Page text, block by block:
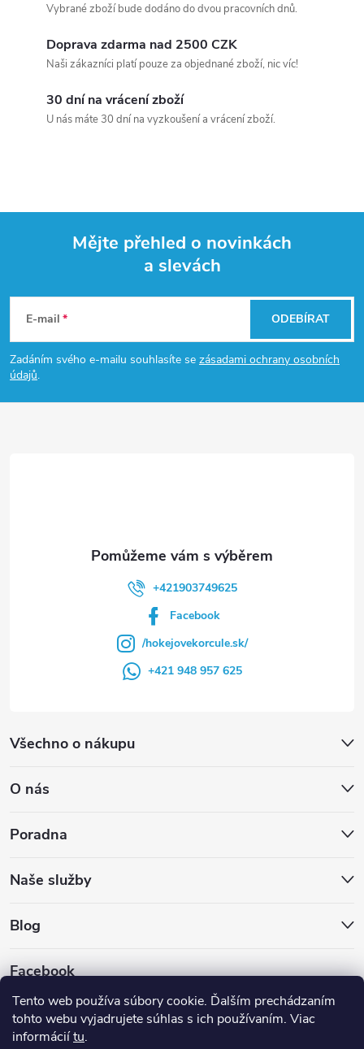
Tento web používa súbory cookie. Ďalším prechádzaním
tohto webu vyjadrujete súhlas s ich používaním. Viac
informáciítu.
Vybrané zboží bude dodáno do dvou pracovních dnů.
Doprava zdarma nad 2500 CZK
Naši zákazníci platí pouze za objednané zboží, nic víc!
30 dní na vrácení zboží
U nás máte 30 dní na vyzkoušení a vrácení zboží.
p
a
Mějte přehled o novinkách
a slevách
E-mail
Zadáním svého e-mailu souhlasíte se zásadami ochrany osobních
údajů.
ODEBÍRAT
Všechno o nákupu
O nás
Poradna
Naše služby
Blog
Facebook
+421903749625
Facebook
/hokejovekorcule.sk/
+421 948 957 625